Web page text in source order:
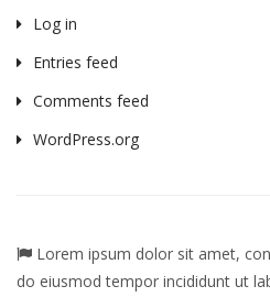
Log in
Entries feed
Comments feed
WordPress.org
Lorem ipsum dolor sit amet,
do eiusmod tempor incididunt ut